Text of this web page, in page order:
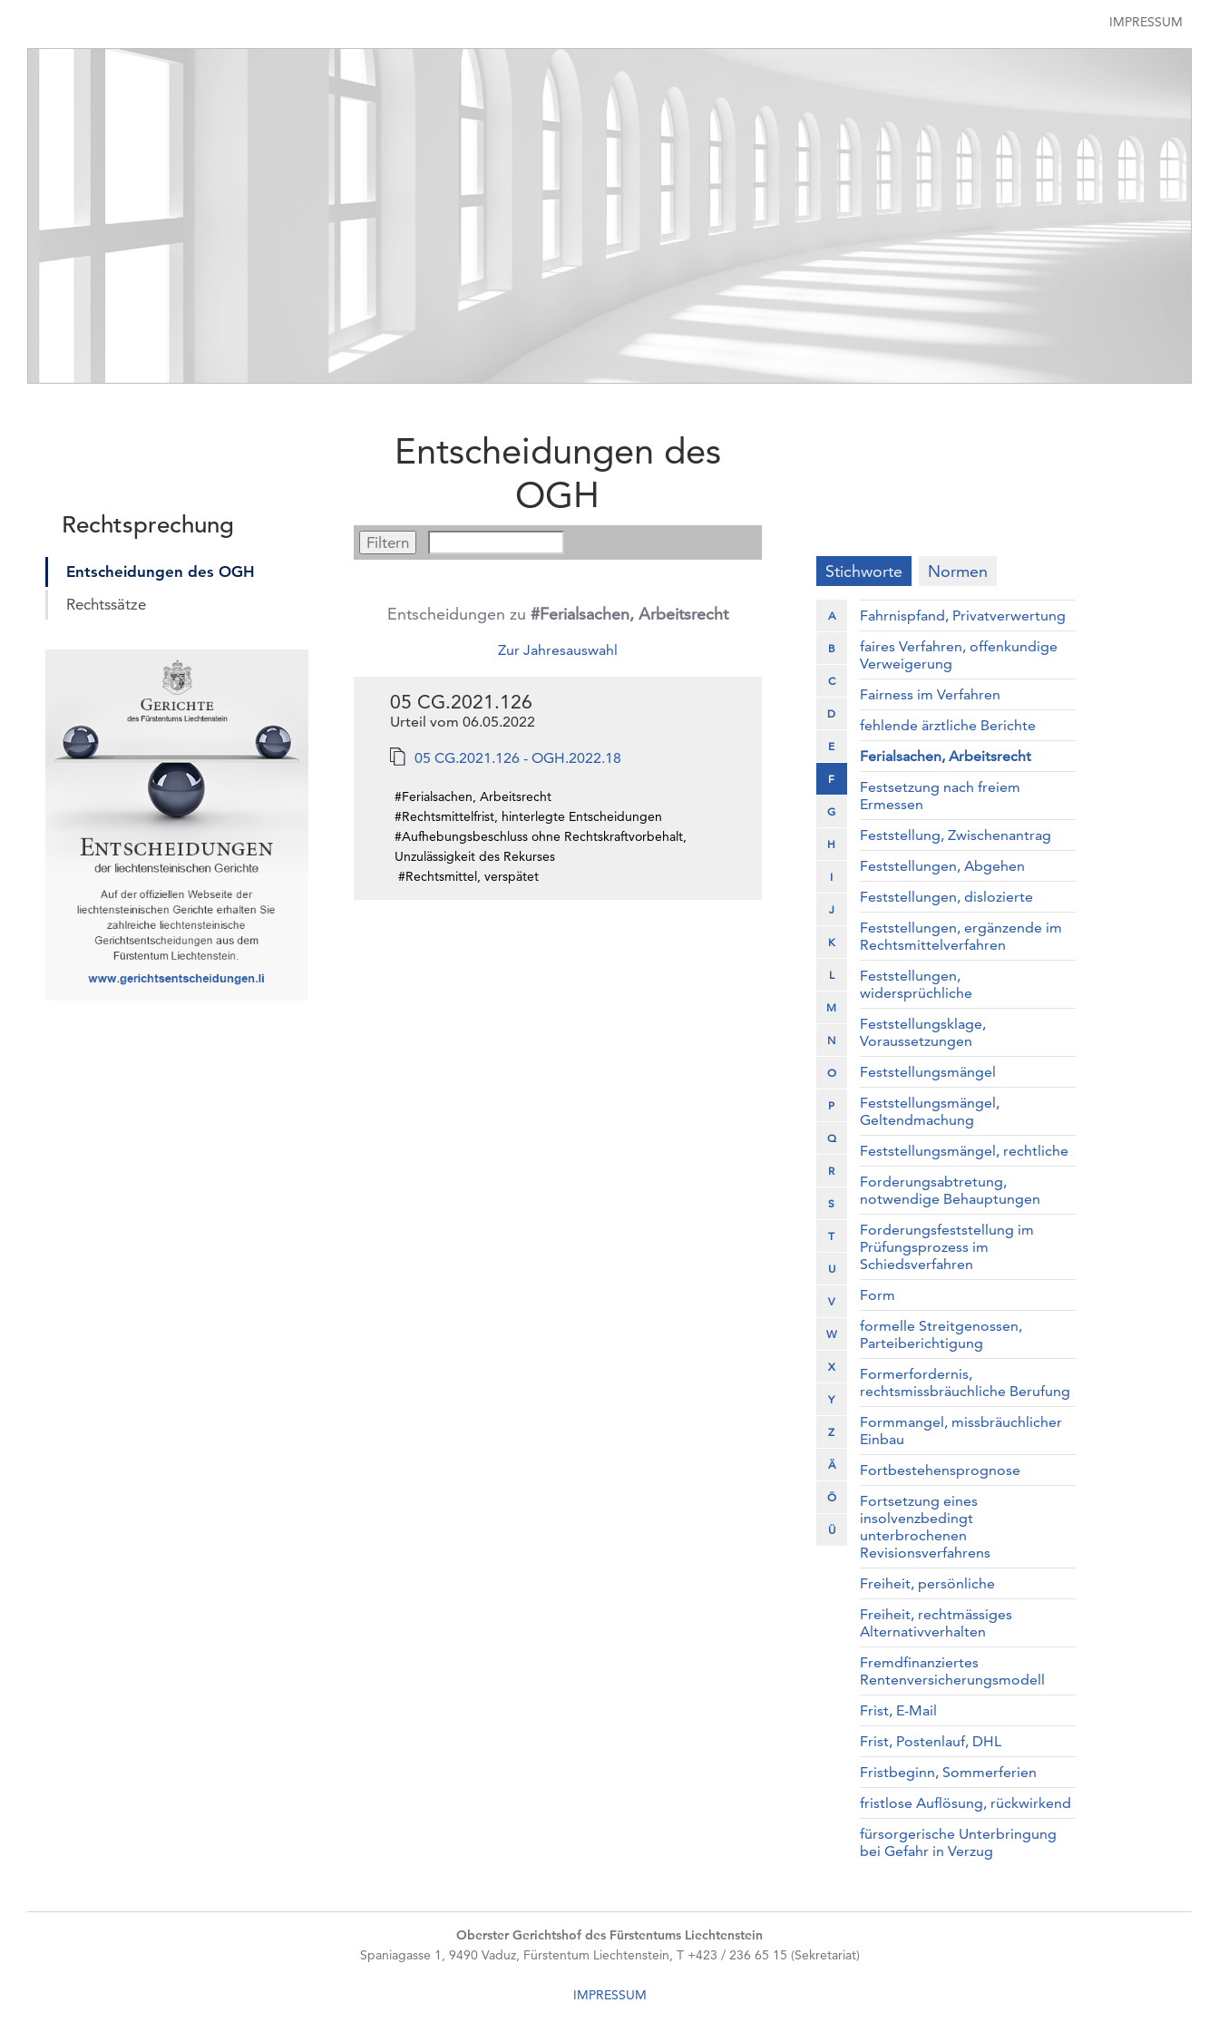
IMPRESSUM
Rechtsprechung
Entscheidungen des OGH
Rechtssätze
Entscheidungen des
OGH
Entscheidungen zu #Ferialsachen, Arbeitsrecht
Zur Jahresauswahl
05 CG.2021.126
Urteil vom 06.05.2022
05 CG.2021.126 - OGH.2022.18
#Ferialsachen, Arbeitsrecht
#Rechtsmittelfrist, hinterlegte Entscheidungen
#Aufhebungsbeschluss ohne Rechtskraftvorbehalt,
Unzulässigkeit des Rekurses
#Rechtsmittel, verspätet
Stichworte Normen
A
B
C
D
E
F
G
H
I
J
K
L
M
N
O
P
Q
R
S
T
U
V
W
X
Y
Z
Ä
Ö
Ü
Fahrnispfand, Privatverwertung
faires Verfahren, offenkundige
Verweigerung
Fairness im Verfahren
fehlende ärztliche Berichte
Ferialsachen, Arbeitsrecht
Festsetzung nach freiem
Ermessen
Feststellung, Zwischenantrag
Feststellungen, Abgehen
Feststellungen, dislozierte
Feststellungen, ergänzende im
Rechtsmittelverfahren
Feststellungen,
widersprüchliche
Feststellungsklage,
Voraussetzungen
Feststellungsmängel
Feststellungsmängel,
Geltendmachung
Feststellungsmängel, rechtliche
Forderungsabtretung,
notwendige Behauptungen
Forderungsfeststellung im
Prüfungsprozess im
Schiedsverfahren
Form
formelle Streitgenossen,
Parteiberichtigung
Formerfordernis,
rechtsmissbräuchliche Berufung
Formmangel, missbräuchlicher
Einbau
Fortbestehensprognose
Fortsetzung eines
insolvenzbedingt
unterbrochenen
Revisionsverfahrens
Freiheit, persönliche
Freiheit, rechtmässiges
Alternativverhalten
Fremdfinanziertes
Rentenversicherungsmodell
Frist, E-Mail
Frist, Postenlauf, DHL
Fristbeginn, Sommerferien
fristlose Auflösung, rückwirkend
fürsorgerische Unterbringung
bei Gefahr in Verzug
Oberster Gerichtshof des Fürstentums Liechtenstein
Spaniagasse 1, 9490 Vaduz, Fürstentum Liechtenstein, T +423 / 236 65 15 (Sekretariat)
IMPRESSUM